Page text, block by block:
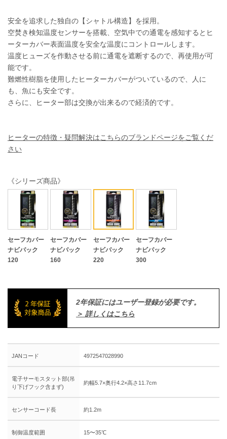
安全を追求した独自の【シャトル構造】を採用。
空焚き検知温度センサーを搭載、空気中での通電を感知するとヒ
ーターカバー表面温度を安全な温度にコントロールします。
温度ヒューズを作動させる前に通電を遮断するので、再使用が可
能です。
難燃性樹脂を使用したヒーターカバーがついているので、人に
も、魚にも安全です。
さらに、ヒーター部は交換が出来るので経済的です。
ヒーターの特徴・疑問解決はこちらのブランドページをご覧くだ
さい
《シリーズ商品》
セーフカバー
ナビパック
120
セーフカバー
ナビパック
160
セーフカバー
ナビパック
220
セーフカバー
ナビパック
300
2年保証にはユーザー登録が必要です。
＞ 詳しくはこちら
JANコード 4972547028990
電子サーモスタット部(吊
り下げフック含まず)
約幅5.7×奥行4.2×高さ11.7cm
センサーコード長 約1.2m
制御温度範囲 15〜35℃